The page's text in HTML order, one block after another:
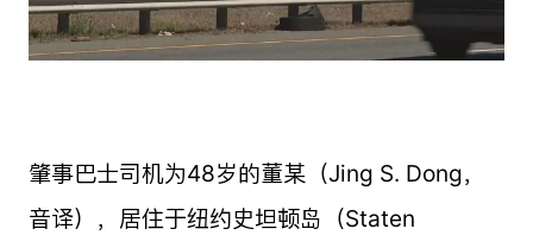
肇事巴士司机为48岁的董某（Jing S. Dong，
音译），居住于纽约史坦顿岛（Staten